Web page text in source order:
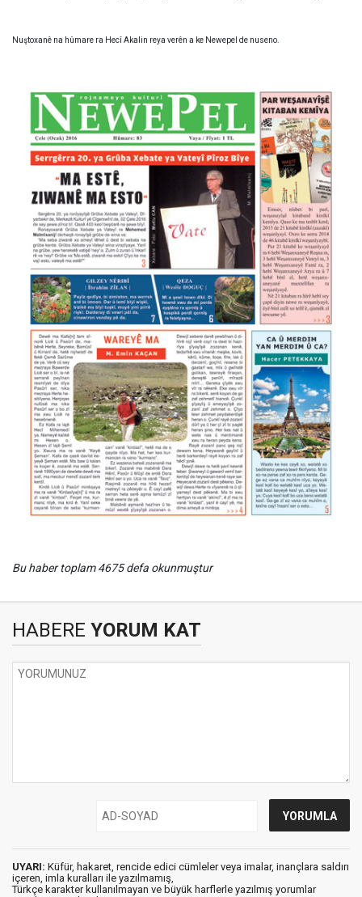
Nuştoxanê na hûmare ra Hecî Akalin reya verên a ke Newepel de nuseno.
Bu haber toplam 4675 defa okunmuştur
HABERE YORUM KAT
UYARI: Küfür, hakaret, rencide edici cümleler veya imalar, inançlara saldırı
içeren, imla kuralları ile yazılmamış,
Türkçe karakter kullanılmayan ve büyük harflerle yazılmış yorumlar